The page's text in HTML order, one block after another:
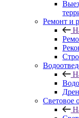
Ремонт и
Световое